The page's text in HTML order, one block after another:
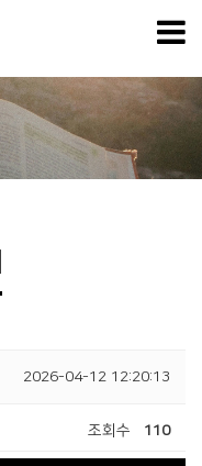
2026-04-12 12:20:13
조회수 110